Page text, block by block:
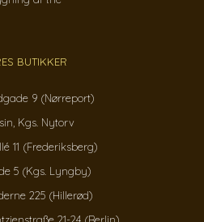
BUTIKKER
9 (Nørreport)
Kgs. Nytorv
11 (Frederiksberg)
5 (Kgs. Lyngby)
225 (Hillerød)